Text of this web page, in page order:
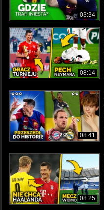
03:34
08:14
08:41
08:25